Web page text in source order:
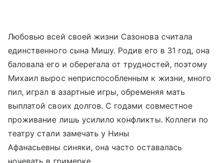
Любовью всей своей жизни Сазонова считала
единственного сына Мишу. Родив его в 31 год, она
баловала его и оберегала от трудностей, поэтому
Михаил вырос неприспособленным к жизни, много
пил, играл в азартные игры, обременяя мать
выплатой своих долгов. С годами совместное
проживание лишь усилило конфликты. Коллеги по
театру стали замечать у Нины
Афанасьевны синяки, она часто оставалась
ночевать в гримерке.